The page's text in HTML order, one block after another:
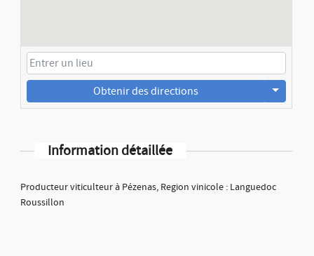
Obtenir des directions
Information détaillée
Producteur viticulteur à Pézenas, Region vinicole : Languedoc
Roussillon